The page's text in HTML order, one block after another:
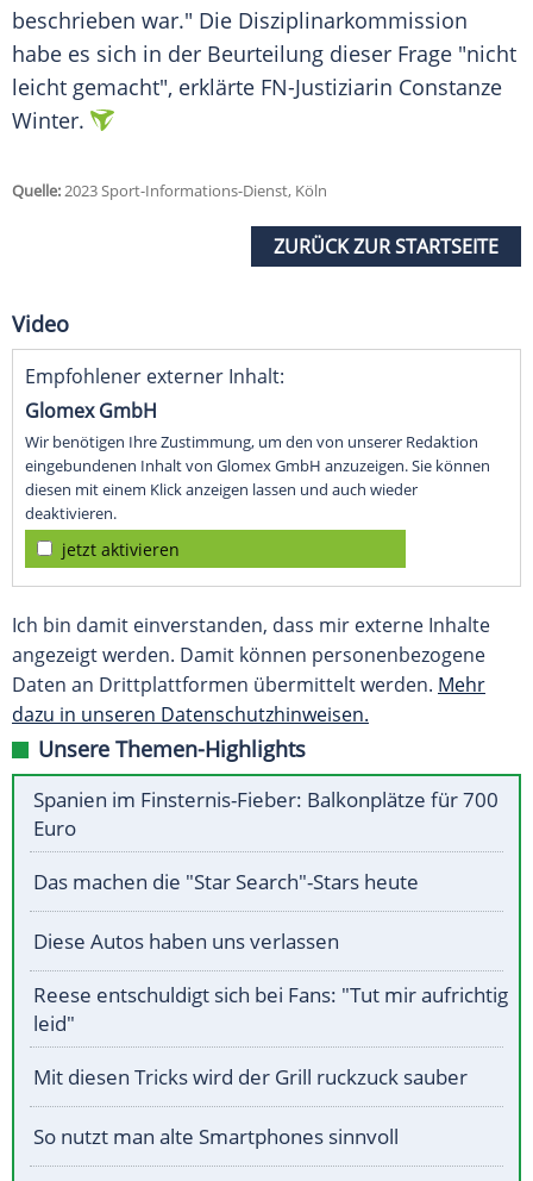
beschrieben war." Die Disziplinarkommission
habe es sich in der Beurteilung dieser Frage "nicht
leicht gemacht", erklärte FN-Justiziarin Constanze
Winter.
Quelle:2023 Sport-Informations-Dienst, Köln
ZURÜCK ZUR STARTSEITE
Video
Empfohlener externer Inhalt:
Glomex GmbH
Wir benötigen Ihre Zustimmung, um den von unserer Redaktion
eingebundenen Inhalt von Glomex GmbH anzuzeigen. Sie können
diesen mit einem Klick anzeigen lassen und auch wieder
deaktivieren.
jetzt aktivieren
Ich bin damit einverstanden, dass mir externe Inhalte
angezeigt werden. Damit können personenbezogene
Daten an Drittplattformen übermittelt werden. Mehr
dazu in unseren Datenschutzhinweisen.
Unsere Themen-Highlights
Spanien im Finsternis-Fieber: Balkonplätze für 700
Euro
Das machen die "Star Search"-Stars heute
Diese Autos haben uns verlassen
Reese entschuldigt sich bei Fans: "Tut mir aufrichtig
leid"
Mit diesen Tricks wird der Grill ruckzuck sauber
So nutzt man alte Smartphones sinnvoll